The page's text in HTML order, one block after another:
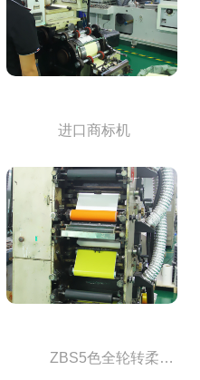
            进口商标机
ZBS5色全轮转柔版机 (2)